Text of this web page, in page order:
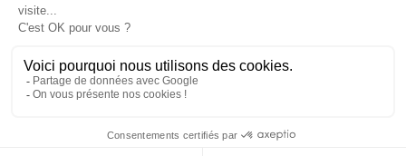
2008 - 2026 © CreaMagic. ALL Rights Reserved.